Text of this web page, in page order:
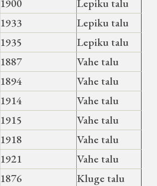
1900
Lepiku talu
1933
Lepiku talu
1935
Lepiku talu
1887
Vahe talu
1894
Vahe talu
1914
Vahe talu
1915
Vahe talu
1918
Vahe talu
1921
Vahe talu
1876
Kluge talu